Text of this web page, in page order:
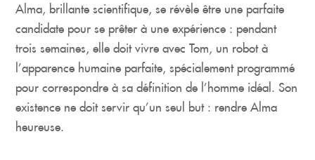
Alma, brillante scientifique, se révèle être une parfaite
candidate pour se prêter à une expérience : pendant
trois semaines, elle doit vivre avec Tom, un robot à
l’apparence humaine parfaite, spécialement programmé
pour correspondre à sa définition de l’homme idéal. Son
existence ne doit servir qu’un seul but : rendre Alma
heureuse.